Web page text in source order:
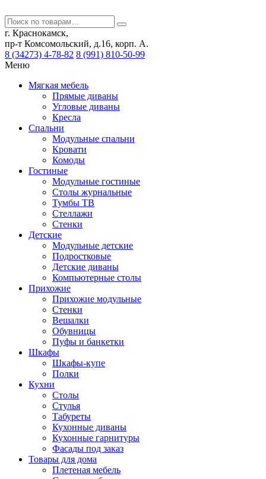
г. Краснокамск,
пр-т Комсомольский, д.16, корп. А.
8 (34273) 4-78-82 8 (991) 810-50-99
Меню
Мягкая мебель
Прямые диваны
Угловые диваны
Кресла
Спальни
Модульные спальни
Кровати
Комоды
Гостиные
Модульные гостиные
Столы журнальные
Тумбы ТВ
Стеллажи
Стенки
Детские
Модульные детские
Подростковые
Детские диваны
Компьютерные столы
Прихожие
Прихожие модульные
Стенки
Вешалки
Обувницы
Пуфы и банкетки
Шкафы
Шкафы-купе
Полки
Кухни
Столы
Стулья
Табуреты
Кухонные диваны
Кухонные гарнитуры
Фасады под заказ
Товары для дома
Плетеная мебель